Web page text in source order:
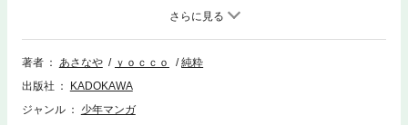
る彼女にとっては天職だった…!?のんびりほのぼの、時々チートな錬金術
師の明るく楽しい毎日が始まります！ 分冊版第21弾。※本作品は単行本
を分割したもので、本編内容は同一のものとなります。重複購入にご注意
ください。
著者 あさなや ｙｏｃｃｏ
純粋
出版社
KADOKAWA
ジャンル
少年マンガ